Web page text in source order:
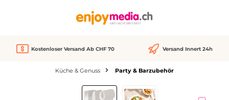
Kostenloser Versand Ab CHF 70 Versand Innert 24h
Küche & Genuss Party & Barzubehör
Bildergalerie überspringen